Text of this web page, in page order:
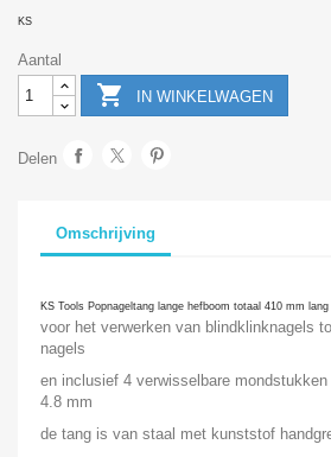
KS
Aantal
 IN WINKELWAGEN
Delen
Omschrijving
KS Tools Popnageltang lange hefboom totaal 410 mm lang
voor het verwerken van blindklinknagels
nagels
en inclusief 4 verwisselbare
4.8 mm
de tang is van staal met kunststof